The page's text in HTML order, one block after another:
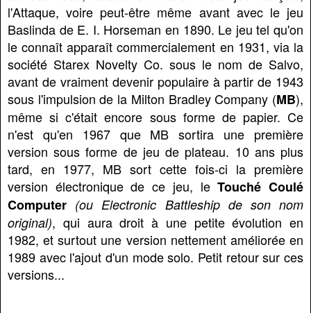
l'Attaque, voire peut-être même avant avec le jeu
Baslinda de E. I. Horseman en 1890. Le jeu tel qu'on
le connaît apparaît commercialement en 1931, via la
société Starex Novelty Co. sous le nom de Salvo,
avant de vraiment devenir populaire à partir de 1943
sous l'impulsion de la Milton Bradley Company (MB),
même si c'était encore sous forme de papier. Ce
n'est qu'en 1967 que MB sortira une première
version sous forme de jeu de plateau. 10 ans plus
tard, en 1977, MB sort cette fois-ci la première
version électronique de ce jeu, leTouché Coulé
Computer (ou Electronic Battleship de son nom
original), qui aura droit à une petite évolution en
1982, et surtout une version nettement améliorée en
1989 avec l'ajout d'un mode solo. Petit retour sur ces
versions...